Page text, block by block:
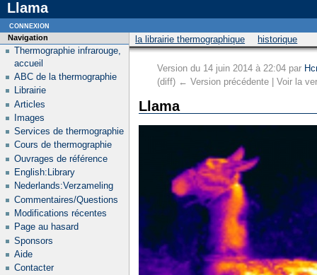
Llama
la librairie thermographique historique
Version du 14 juin 2014 à 22:04 par
(diff) ← Version précédente | Voir la
Llama
Navigation
Thermographie infrarouge,
accueil
ABC de la thermographie
Librairie
Articles
Images
Services de thermographie
Cours de thermographie
Ouvrages de référence
English:Library
Nederlands:Verzameling
Commentaires/Questions
Modifications récentes
Page au hasard
Sponsors
Aide
Contacter
connexion